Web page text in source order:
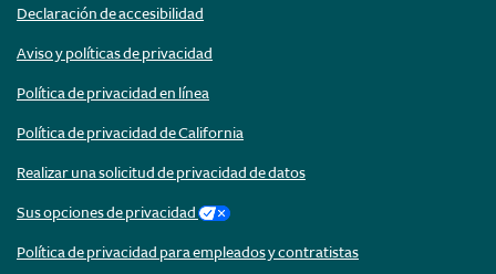
Declaración de accesibilidad
Aviso y políticas de privacidad
Política de privacidad en línea
Política de privacidad de California
Realizar una solicitud de privacidad de datos
Sus opciones de privacidad
Política de privacidad para empleados y contratistas